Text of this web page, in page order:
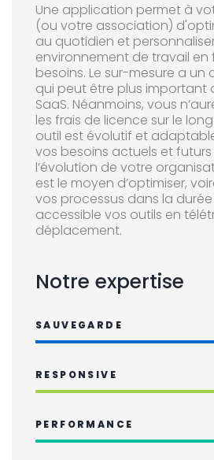
Une application permet à
(ou votre association)
au quotidien et
environnement de travail
besoins. Le sur-mesure a
qui peut être plus important
SaaS. Néanmoins, vous
les frais de licence sur le
outil est évolutif et
vos besoins actuels et
l’évolution de votre
est le moyen d’optimiser,
vos processus dans la
accessible vos outils en
déplacement.
Notre expertise
SAUVEGARDE
RESPONSIVE
PERFORMANCE